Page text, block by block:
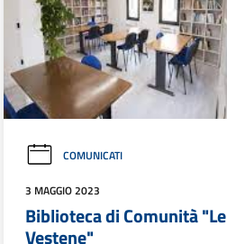
COMUNICATI
3 MAGGIO 2023
Biblioteca di Comunità "Le
Vestene"